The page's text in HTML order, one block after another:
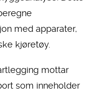
med apparater,
kjøretøy.
mottar
som inneholder